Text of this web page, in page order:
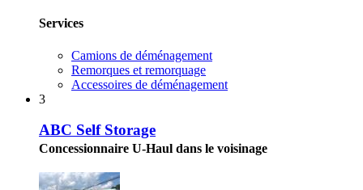
Services
Camions de déménagement
Remorques et remorquage
Accessoires de déménagement
3
ABC Self Storage
Concessionnaire U-Haul dans le voisinage